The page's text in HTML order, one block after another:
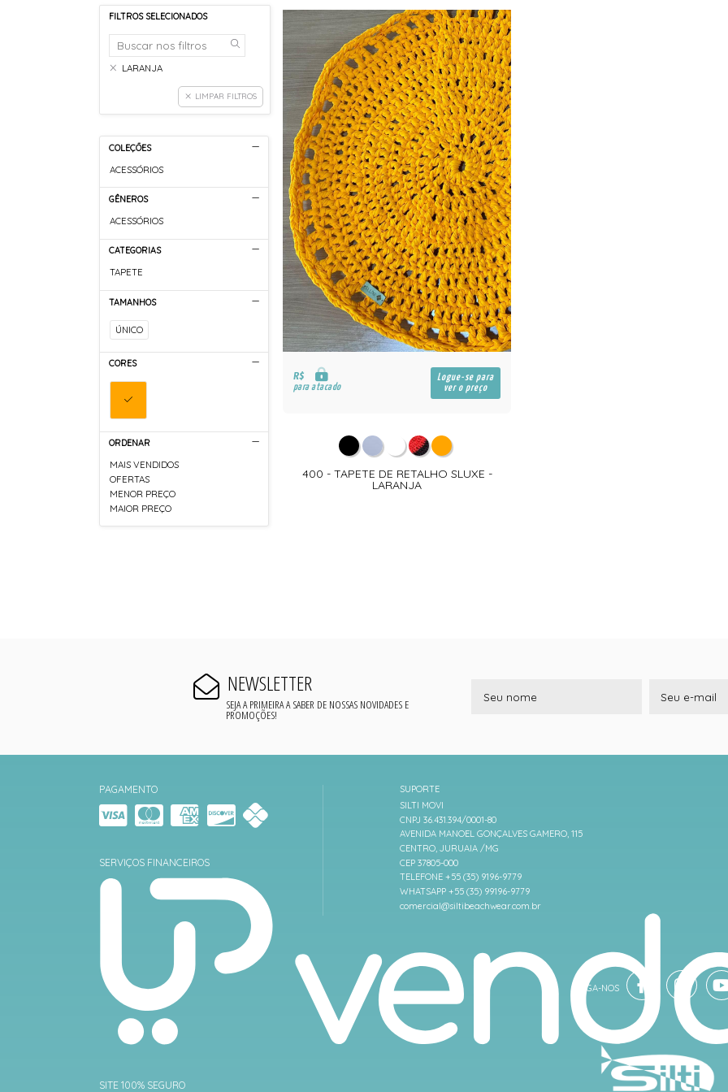
FILTROS SELECIONADOS
LARANJA
LIMPAR FILTROS
COLEÇÕES
ACESSÓRIOS
GÊNEROS
ACESSÓRIOS
CATEGORIAS
TAPETE
TAMANHOS
ÚNICO
CORES
ORDENAR
MAIS VENDIDOS
OFERTAS
MENOR PREÇO
MAIOR PREÇO
R$
para atacado
Logue-se para
ver o preço
400 - TAPETE DE RETALHO SLUXE -
LARANJA
NEWSLETTER
SEJA A PRIMEIRA A SABER DE NOSSAS NOVIDADES E
PROMOÇÕES!
PAGAMENTO
SERVIÇOS FINANCEIROS
SITE 100% SEGURO
SUPORTE
SILTI MOVI
CNPJ 36.431.394/0001-80
AVENIDA MANOEL GONÇALVES GAMERO, 115
CENTRO, JURUAIA /MG
CEP 37805-000
TELEFONE +55 (35) 9196-9779
WHATSAPP +55 (35) 99196-9779
comercial@siltibeachwear.com.br